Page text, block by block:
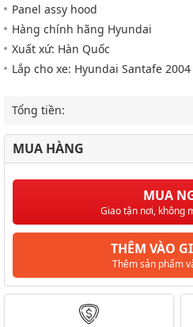
Panel assy hood
Hàng chính hãng Hyundai
Xuất xứ: Hàn Quốc
Lắp cho xe: Hyundai Santafe 2004
Tổng tiền:
MUA HÀNG
MUA
Giao tận nơi, không
THÊM VÀO
Thêm sản phẩm